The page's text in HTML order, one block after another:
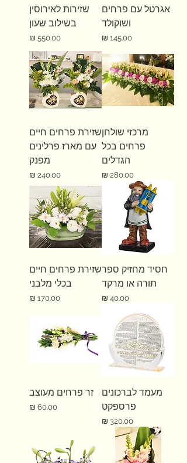
אגרטל עם פרחים
ושוקולד
מחיר
שזירות לאירוסין
בשילוב שעון
מחיר
מרכזי שולחן
פרחים בכל
הגדלים
מחיר
שזירת פרחים חיים
עם מארז פרלינים
מפנק
מחיר
חסיד מחזיק ספר
תורה או מרקד
מחיר
שזירת פרחים חיים
בכלי מלבני
מחיר
מעמד לברכונים
פרספקט
מחיר
זר פרחים מעוצב
מחיר